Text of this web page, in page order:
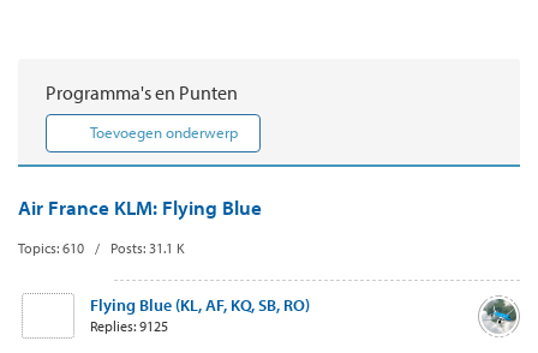
Programma's en Punten
Toevoegen onderwerp
Air France KLM: Flying Blue
Topics: 610 / Posts: 31.1 K
Flying Blue (KL, AF, KQ, SB, RO)
Replies: 9125